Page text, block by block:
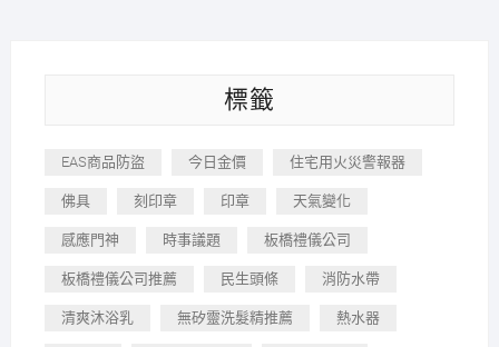
標籤
EAS商品防盜 今日金價 住宅用火災警報器
佛具 刻印章 印章 天氣變化
感應門神 時事議題 板橋禮儀公司
板橋禮儀公司推薦 民生頭條 消防水帶
清爽沐浴乳 無矽靈洗髮精推薦 熱水器